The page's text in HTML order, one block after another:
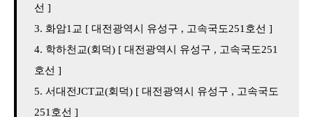
선 ]
화암1교 [ 대전광역시 유성구 , 고속국도251호선 ]
학하천교(회덕) [ 대전광역시 유성구 , 고속국도251
호선 ]
서대전JCT교(회덕) [ 대전광역시 유성구 , 고속국도
251호선 ]